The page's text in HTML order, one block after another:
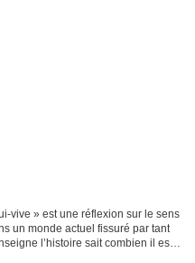
vive » est une réflexion sur le sens
un monde actuel fissuré par tant
l’histoire sait combien il est